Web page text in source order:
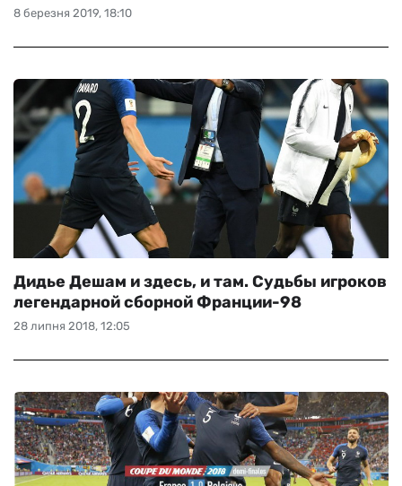
8 березня 2019, 18:10
28 липня 2018, 12:05
Дидье Дешам и здесь, и там. Судьбы игроков
легендарной сборной Франции-98